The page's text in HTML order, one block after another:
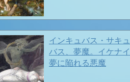
春ですよ〜〜🎶
2026/03/28
インキュバス・サキュ
バス、夢魔。イケナイ
夢に陥れる悪魔